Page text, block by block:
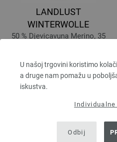
U našoj trgovini koristimo
a druge nam pomažu u
iskustva.
Odbij
LANDLUST
WINTERWOLLE
50 % Djevicavuna Merino, 35
Većina igle: 8 - 9
5,80 € RRP:
6,77 $
116,00 € / kg